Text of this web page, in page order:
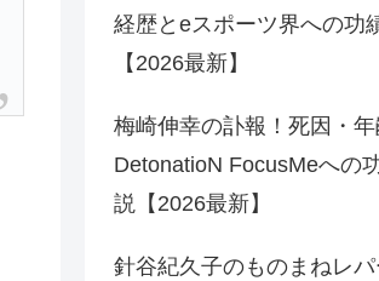
経歴とeスポーツ界への功
【2026最新】
梅崎伸幸の訃報！死因・年
DetonatioN FocusMeへの
説【2026最新】
針谷紀久子のものまねレ